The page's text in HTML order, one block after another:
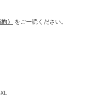
） をご一読ください。